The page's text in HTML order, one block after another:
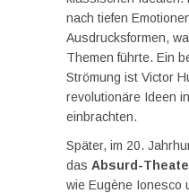
nach tiefen
Ausdrucksformen,
Themen führte. Ein
Strömung ist Victor
revolutionäre Ideen
einbrachten.
Später, im 20.
das Absurd-
wie Eugène Ionesco